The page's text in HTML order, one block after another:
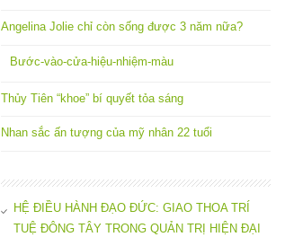
Angelina Jolie chỉ còn sống được 3 năm nữa?
Bước-vào-cửa-hiệu-nhiệm-màu
Thủy Tiên “khoe” bí quyết tỏa sáng
Nhan sắc ấn tượng của mỹ nhân 22 tuổi
HỆ ĐIỀU HÀNH ĐẠO ĐỨC: GIAO THOA TRÍ
TUỆ ĐÔNG TÂY TRONG QUẢN TRỊ HIỆN ĐẠI